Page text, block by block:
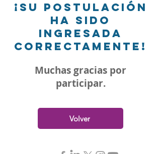
¡Su postulación
ha sido
ingresada
correctamente!
Muchas gracias por
participar.
Volver